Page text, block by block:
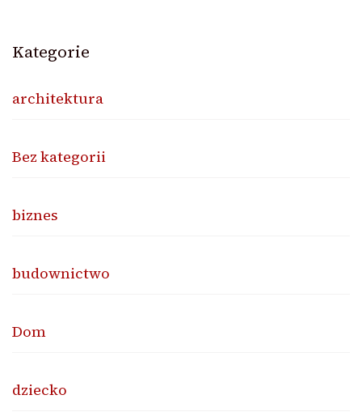
Kategorie
architektura
Bez kategorii
biznes
budownictwo
Dom
dziecko